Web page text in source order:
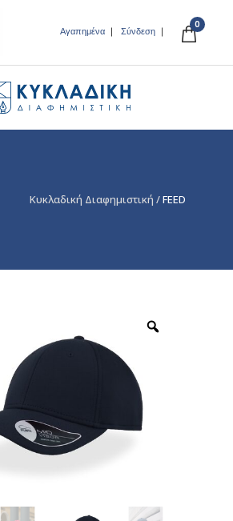
Αγαπημένα Σύνδεση
0
Κυκλαδική Διαφημιστική /FEED